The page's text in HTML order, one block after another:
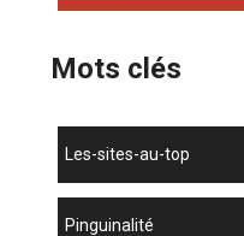
Mots clés
les-sites-au-top
Pinguinalité